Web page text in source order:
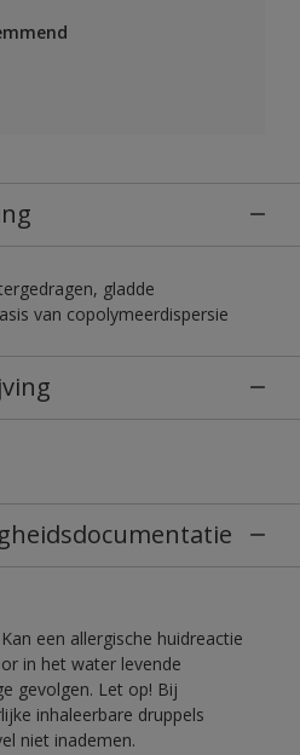
gladde
van copolymeerdispersie
een allergische huidreactie
in het water levende
gevolgen. Let op! Bij
inhaleerbare druppels
niet inademen.